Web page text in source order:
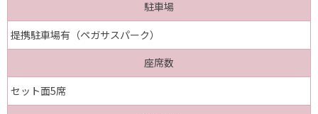
駐車場
提携駐車場有（ペガサスパーク）
座席数
セット面5席